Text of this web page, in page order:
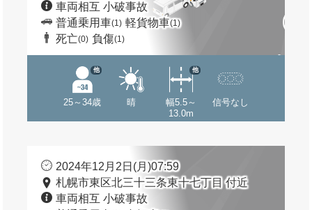
車両相互 小破事故
普通乗用車(1) 軽貨物車(1)
死亡(0) 負傷(1)
25～34歳
他
晴
幅5.5～
13.0m
他
信号なし
2024年12月2日(月)07:59
札幌市東区北三十三条東十七丁目 付近
車両相互 小破事故